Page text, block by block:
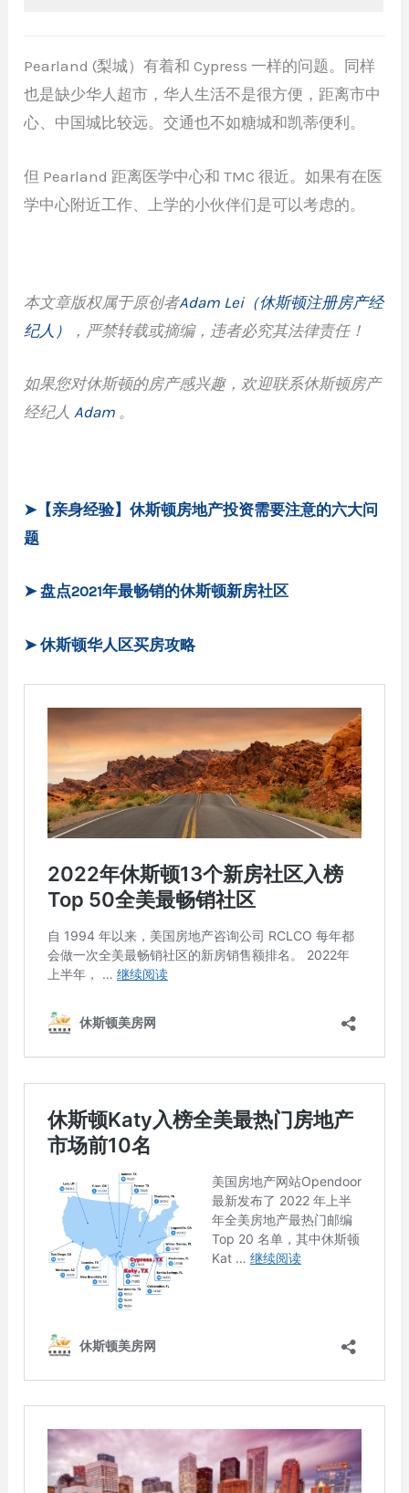
Pearland (梨城）有着和 Cypress 一样的问题。同样
也是缺少华人超市，华人生活不是很方便，距离市中
心、中国城比较远。交通也不如糖城和凯蒂便利。
但 Pearland 距离医学中心和 TMC 很近。如果有在医
学中心附近工作、上学的小伙伴们是可以考虑的。
本文章版权属于原创者Adam Lei（休斯顿注册房产经
纪人）
，严禁转载或摘编，违者必究其法律责任！
如果您对休斯顿的房产感兴趣，欢迎联系休斯顿房产
经纪人Adam 。
➤【亲身经验】休斯顿房地产投资需要注意的六大问
题
➤ 盘点2021年最畅销的休斯顿新房社区
➤ 休斯顿华人区买房攻略